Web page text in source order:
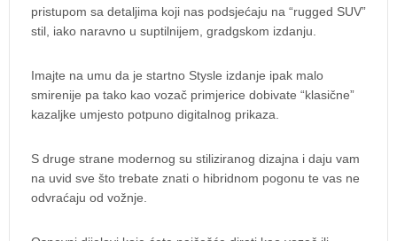
pristupom sa detaljima koji nas podsjećaju na “rugged SUV”
stil, iako naravno u suptilnijem, gradgskom izdanju.
Imajte na umu da je startno Stysle izdanje ipak malo
smirenije pa tako kao vozač primjerice dobivate “klasične”
kazaljke umjesto potpuno digitalnog prikaza.
S druge strane modernog su stiliziranog dizajna i daju vam
na uvid sve što trebate znati o hibridnom pogonu te vas ne
odvraćaju od vožnje.